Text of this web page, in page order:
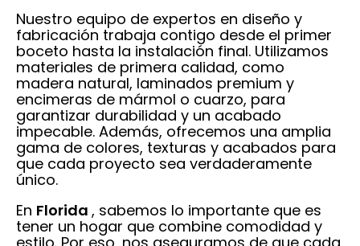
Nuestro equipo de expertos en diseño y
fabricación trabaja contigo desde el primer
boceto hasta la instalación final. Utilizamos
materiales de primera calidad, como
madera natural, laminados premium y
encimeras de mármol o cuarzo, para
garantizar durabilidad y un acabado
impecable. Además, ofrecemos una amplia
gama de colores, texturas y acabados para
que cada proyecto sea verdaderamente
único.
En Florida , sabemos lo importante que es
tener un hogar que combine comodidad y